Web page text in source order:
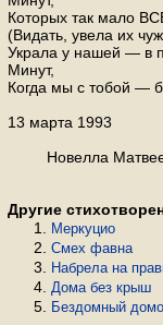
Которых так мало
(Видать, увела их
Украла у нашей — в
Минут,
Когда мы с тобой —
13 марта 1993
Новелла
Другие
Меркуцио
Смех фавна
Набрела на
Дома без крыш
Бездомный